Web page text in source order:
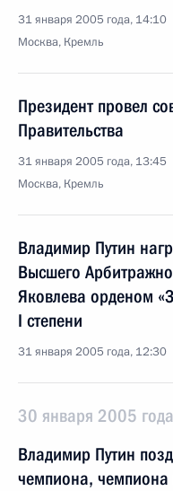
31 января 2005 года, 14:10
Москва, Кремль
Президент провел
Правительства
31 января 2005 года, 13:45
Москва, Кремль
Владимир Путин
Высшего
Яковлева орденом
I степени
31 января 2005 года, 12:30
30 января 2005
Владимир Путин
чемпиона,